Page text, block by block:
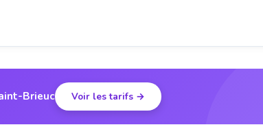
Brieuc Voir les tarifs →